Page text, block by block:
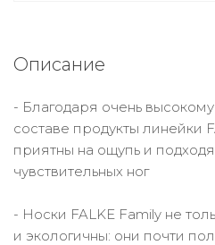
Описание
- Благодаря очень
составе продукты линейки
приятны на ощупь и
чувствительных ног
- Носки FALKE Family не
и экологичны: они почти